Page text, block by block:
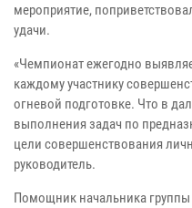
мероприятие,
удачи.
«Чемпионат ежегодно
каждому участнику
огневой подготовке. Что в
выполнения задач по
цели совершенствования
руководитель.
Помощник начальника